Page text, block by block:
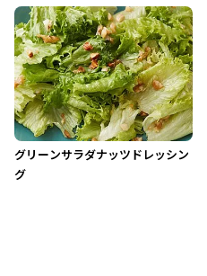
グリーンサラダナッツドレッシン
グ